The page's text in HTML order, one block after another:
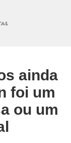
ainda
foi um
ou um